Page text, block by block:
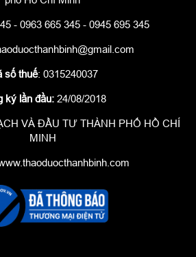
- 0963 665 345 - 0945 695 345
số thuế: 0315240037
ký lần đầu: 24/08/2018
VÀ ĐẦU TƯ THÀNH PHỐ HỒ CHÍ
MINH